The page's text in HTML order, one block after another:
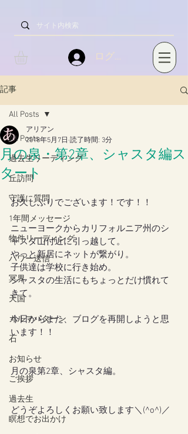
ログイン
記事
All Posts
過去生リーディング
丘訪問
守護に質問
1年間メッセージ
物件リーディング
パワー送信
冥界
天国
カルマパターン
石
お知らせ
ご挨拶
過去生
瞑想でお出かけ
All Posts
月の泉・第2章、シャスタ編ス
タート
アリアン
2018年5月7日 読了時間: 3分
お久しぶりでございます！です！！
ニューヨークからカリフォルニア州のシ
ャスタ山付近に引っ越して。
やっと新居にネットが繋がり。
子供達は学校に行き始め。
シャスタの生活にもちょっとだけ慣れて
きて。
今日からまた、ブログを再開しようと思
います！！
月の泉第2章、シャスタ編。
どうぞよろしくお願い致します＼(^o^)／